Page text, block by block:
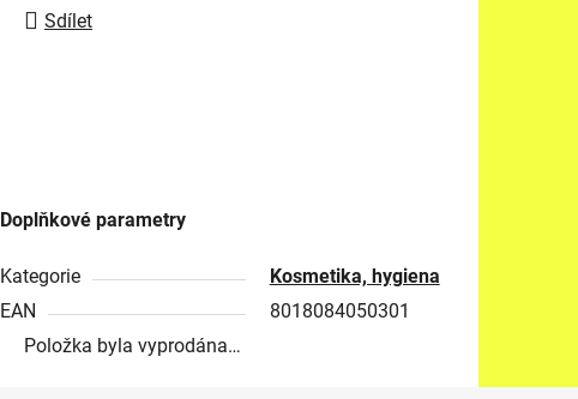
Sdílet
Doplňkové parametry
Kategorie
Kosmetika, hygiena
EAN
8018084050301
Položka byla vyprodána…